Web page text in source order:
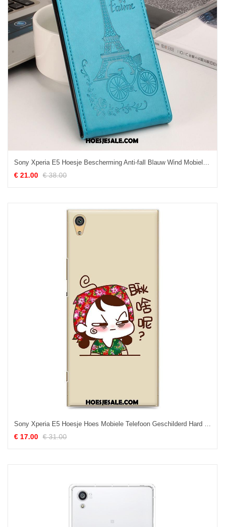
Sony Xperia E5 Hoesje Bescherming Anti-fall Blauw Wind Mobiele Telefoon Korting
€ 21.00 € 38.00
Sony Xperia E5 Hoesje Hoes Mobiele Telefoon Geschilderd Hard Wit Kopen
€ 17.00 € 31.00